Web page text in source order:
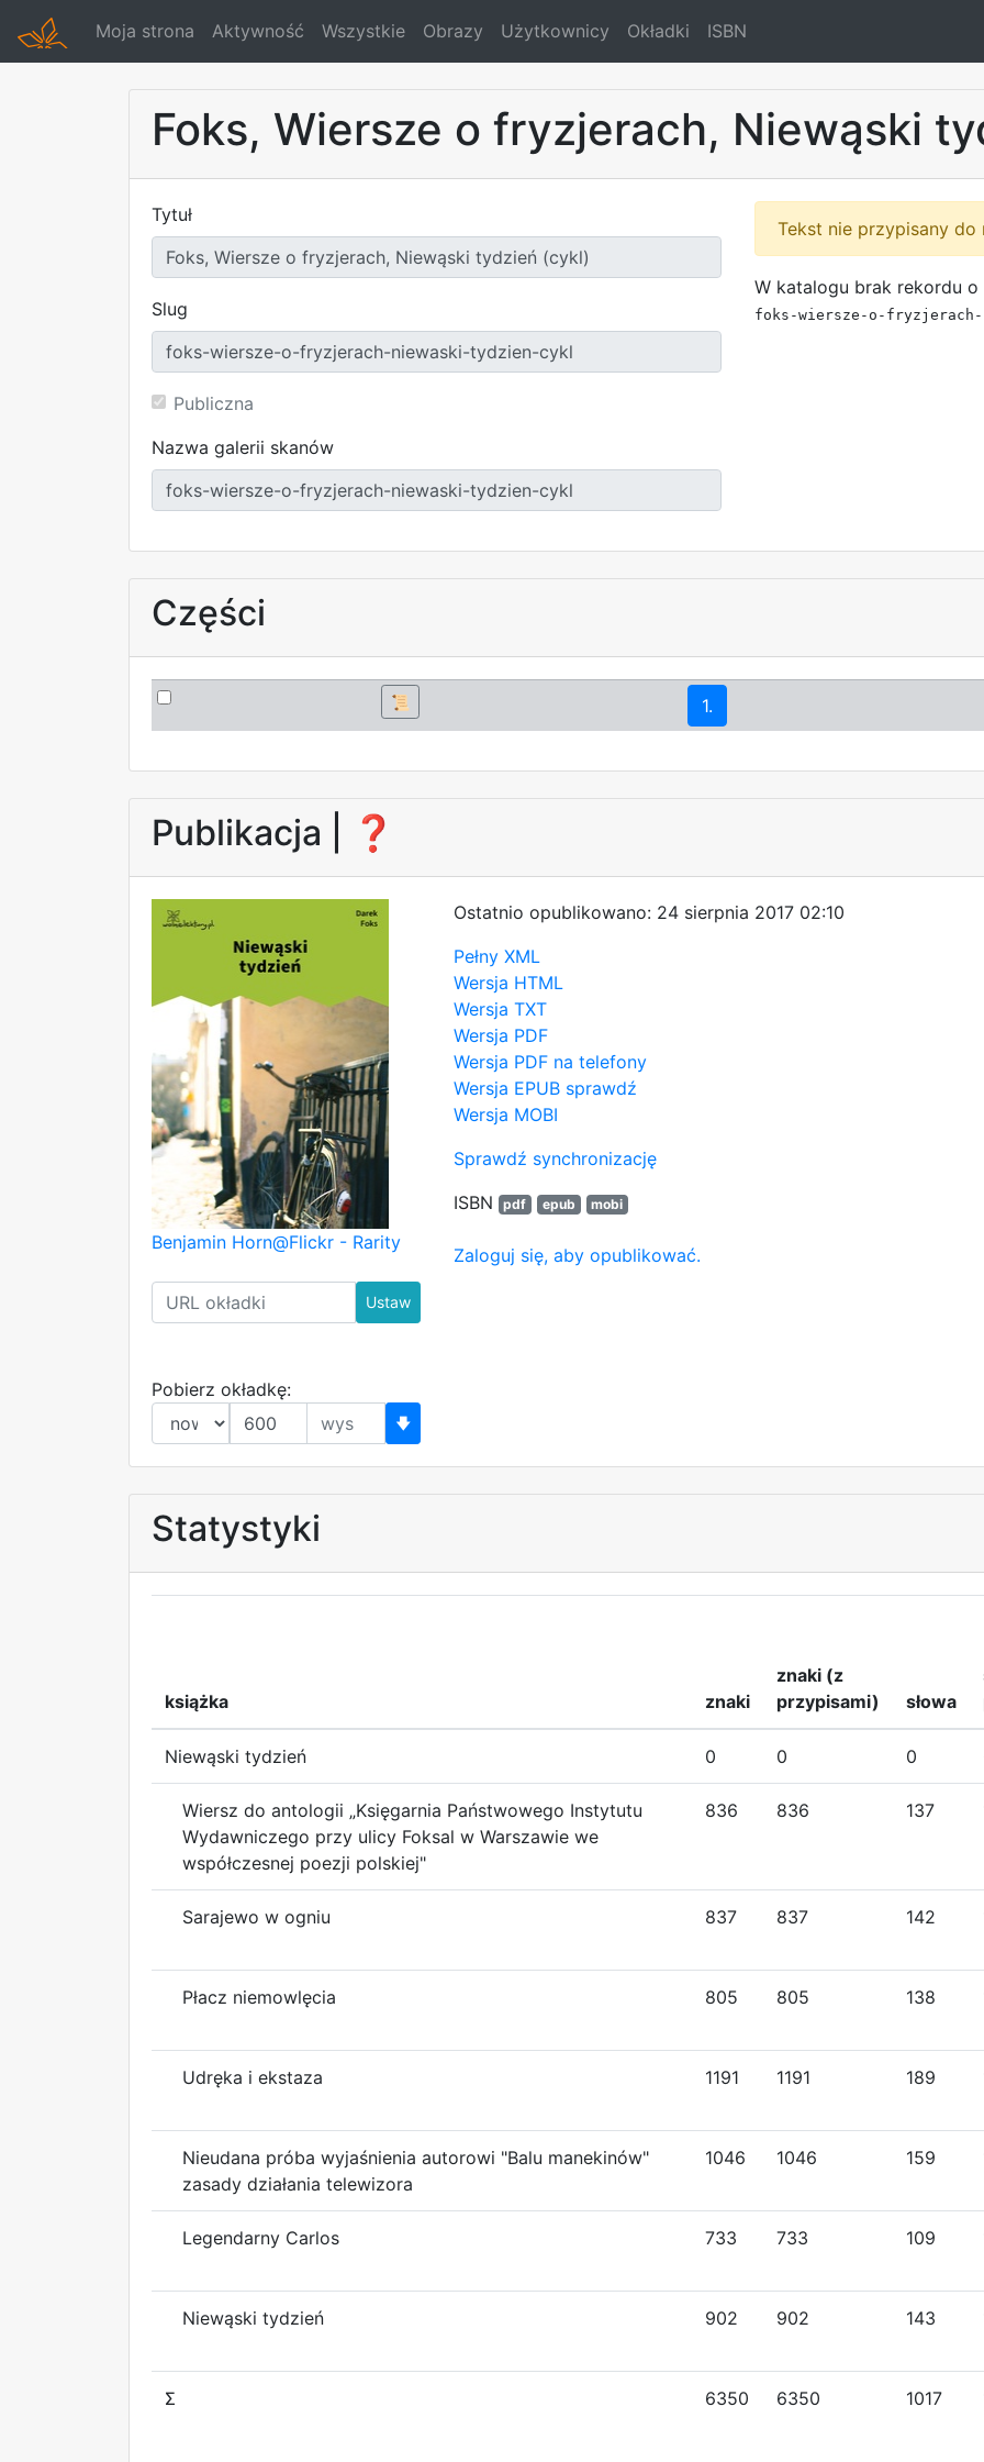
Moja strona Aktywność Wszystkie Obrazy Użytkownicy Okładki ISBN
Foks, Wiersze o fryzjerach, Niewąski
Tytuł
Slug
Publiczna
Nazwa galerii skanów
Tekst nie przypisany
W katalogu brak rekordu o
foks-wiersze-o-
Części
📜 1.
Publikacja | ❓
Benjamin Horn@Flickr - Rarity
Ustaw
Pobierz okładkę:
🡇
Ostatnio opublikowano: 24 sierpnia 2017 02:10
Pełny XML
Wersja HTML
Wersja TXT
Wersja PDF
Wersja PDF na telefony
Wersja EPUB sprawdź
Wersja MOBI
Sprawdź synchronizację
ISBN
pdf epub mobi
Zaloguj się, aby opublikować.
Statystyki
książka znaki
znaki (z
przypisami)
słowa
Niewąski tydzień 0 0 0
Wiersz do antologii „Księgarnia Państwowego Instytutu
Wydawniczego przy ulicy Foksal w Warszawie we
współczesnej poezji polskiej"
836 836 137
Sarajewo w ogniu 837 837 142
Płacz niemowlęcia 805 805 138
Udręka i ekstaza 1191 1191 189
Nieudana próba wyjaśnienia autorowi "Balu manekinów"
zasady działania telewizora
1046 1046 159
Legendarny Carlos 733 733 109
Niewąski tydzień 902 902 143
Σ 6350 6350 1017